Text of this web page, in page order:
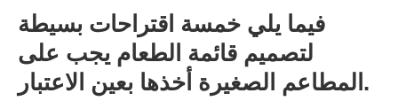
فيما يلي خمسة اقتراحات بسيطة
لتصميم قائمة الطعام يجب على
المطاعم الصغيرة أخذها بعين الاعتبار.